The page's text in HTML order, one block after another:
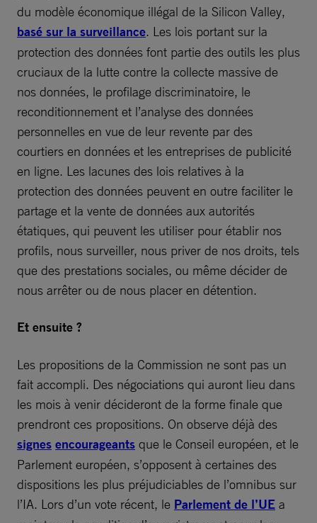
du modèle économique illégal de la Silicon Valley,
basé sur la surveillance. Les lois portant sur la
protection des données font partie des outils les plus
cruciaux de la lutte contre la collecte massive de
nos données, le profilage discriminatoire, le
reconditionnement et l’analyse des données
personnelles en vue de leur revente par des
courtiers en données et les entreprises de publicité
en ligne. Les lacunes des lois relatives à la
protection des données peuvent en outre faciliter le
partage et la vente de données aux autorités
étatiques, qui peuvent les utiliser pour établir nos
profils, nous surveiller, nous priver de nos droits, tels
que des prestations sociales, ou même décider de
nous arrêter ou de nous placer en détention.
Et ensuite ?
Les propositions de la Commission ne sont pas un
fait accompli. Des négociations qui auront lieu dans
les mois à venir décideront de la forme finale que
prendront ces propositions. On observe déjà des
signes encourageants que le Conseil européen, et le
Parlement européen, s’opposent à certaines des
dispositions les plus préjudiciables de l’omnibus sur
l’IA. Lors d’un vote récent, le Parlement de l’UE a